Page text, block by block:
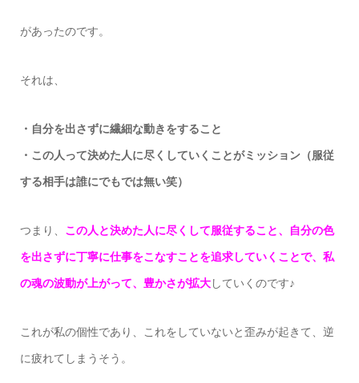
があったのです。
それは、
・自分を出さずに繊細な動きをすること
・この人って決めた人に尽くしていくことがミッション（服従
する相手は誰にでもでは無い笑）
つまり、 この人と決めた人に尽くして服従すること、自分の色
を出さずに丁寧に仕事をこなすことを追求していくことで、私
の魂の波動が上がって、豊かさが拡大していくのです♪
これが私の個性であり、これをしていないと歪みが起きて、逆
に疲れてしまうそう。